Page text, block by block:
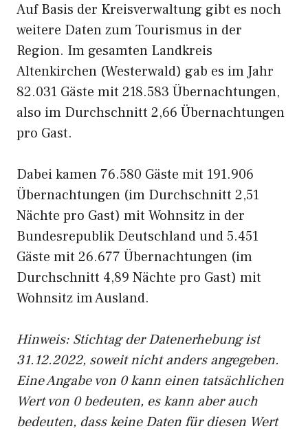
Auf Basis der Kreisverwaltung gibt es noch
weitere Daten zum Tourismus in der
Region. Im gesamten Landkreis
Altenkirchen (Westerwald) gab es im Jahr
82.031 Gäste mit 218.583 Übernachtungen,
also im Durchschnitt 2,66 Übernachtungen
pro Gast.
Dabei kamen 76.580 Gäste mit 191.906
Übernachtungen (im Durchschnitt 2,51
Nächte pro Gast) mit Wohnsitz in der
Bundesrepublik Deutschland und 5.451
Gäste mit 26.677 Übernachtungen (im
Durchschnitt 4,89 Nächte pro Gast) mit
Wohnsitz im Ausland.
Hinweis: Stichtag der Datenerhebung ist
31.12.2022, soweit nicht anders angegeben.
Eine Angabe von 0 kann einen tatsächlichen
Wert von 0 bedeuten, es kann aber auch
bedeuten, dass keine Daten für diesen Wert